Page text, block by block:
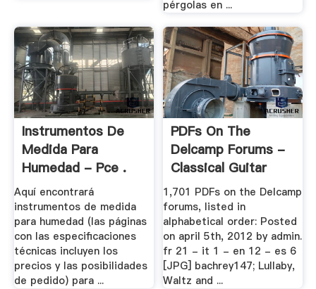
pérgolas en ...
Instrumentos De
Medida Para
Humedad - Pce .
Aquí encontrará
instrumentos de medida
para humedad (las páginas
con las especificaciones
técnicas incluyen los
precios y las posibilidades
de pedido) para ...
PDFs On The
Delcamp Forums -
Classical Guitar
1,701 PDFs on the Delcamp
forums, listed in
alphabetical order: Posted
on april 5th, 2012 by admin.
fr 21 - it 1 - en 12 - es 6
[JPG] bachrey147; Lullaby,
Waltz and ...